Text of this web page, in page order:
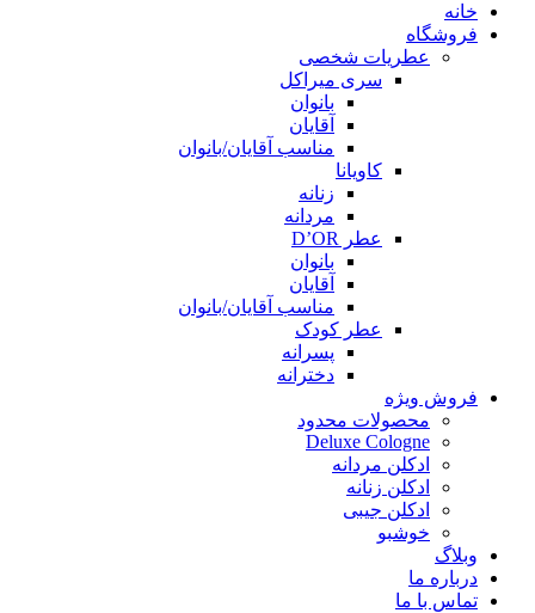
خانه
فروشگاه
عطریات شخصی
سری میراکل
بانوان
آقایان
مناسب آقایان/بانوان
کاویانا
زنانه
مردانه
عطر D’OR
بانوان
آقایان
مناسب آقایان/بانوان
عطر کودک
پسرانه
دخترانه
فروش ویژه
محصولات محدود
Deluxe Cologne
ادکلن مردانه
ادکلن زنانه
ادکلن جیبی
خوشبو
وبلاگ
درباره ما
تماس با ما